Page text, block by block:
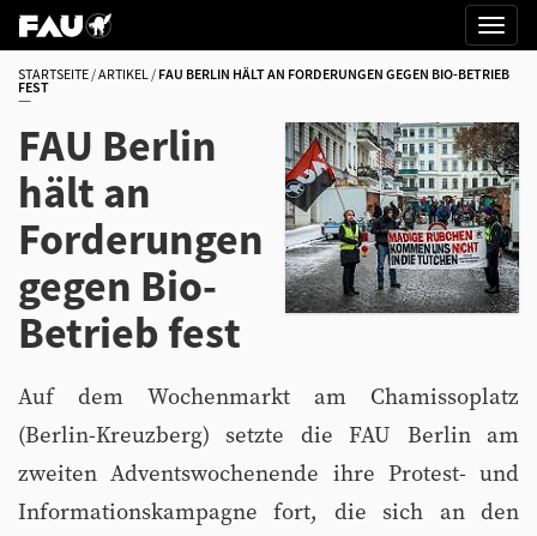
STARTSEITE ARTIKEL FAU BERLIN HÄLT AN FORDERUNGEN GEGEN BIO-BETRIEB
FEST
FAU Berlin
hält an
Forderungen
gegen Bio-
Betrieb fest
Auf dem Wochenmarkt am Chamissoplatz
(Berlin-Kreuzberg) setzte die FAU Berlin am
zweiten Adventswochenende ihre Protest- und
Informationskampagne fort, die sich an den